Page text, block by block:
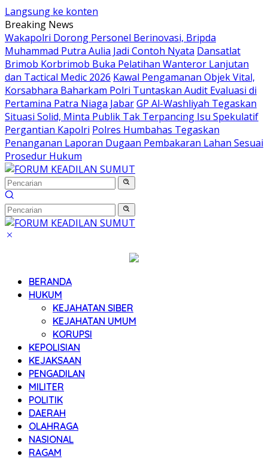
Langsung ke konten
Breaking News
Wakapolri Dorong Personel Berinovasi, Bripda
Muhammad Putra Aulia Jadi Contoh Nyata Dansatlat
Brimob Korbrimob Buka Pelatihan Wanteror Lanjutan
dan Tactical Medic 2026 Kawal Pengamanan Objek Vital,
Korsabhara Baharkam Polri Tuntaskan Audit Evaluasi di
Pertamina Patra Niaga JabarGP Al-Washliyah Tegaskan
Situasi Solid, Minta Publik Tak Terpancing Isu Spekulatif
Pergantian Kapolri Polres Humbahas Tegaskan
Penanganan Laporan Dugaan Pembakaran Lahan Sesuai
Prosedur Hukum
BERANDA
HUKUM
KEJAHATAN SIBER
KEJAHATAN UMUM
KORUPSI
KEPOLISIAN
KEJAKSAAN
PENGADILAN
MILITER
POLITIK
DAERAH
OLAHRAGA
NASIONAL
RAGAM